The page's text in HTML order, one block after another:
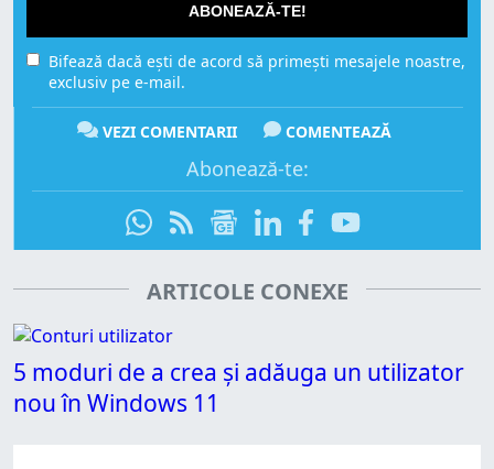
ABONEAZĂ-TE!
Bifează dacă ești de acord să primești mesajele noastre,
exclusiv pe e-mail.
VEZI COMENTARII COMENTEAZĂ
Abonează-te:
ARTICOLE CONEXE
5 moduri de a crea și adăuga un utilizator
nou în Windows 11